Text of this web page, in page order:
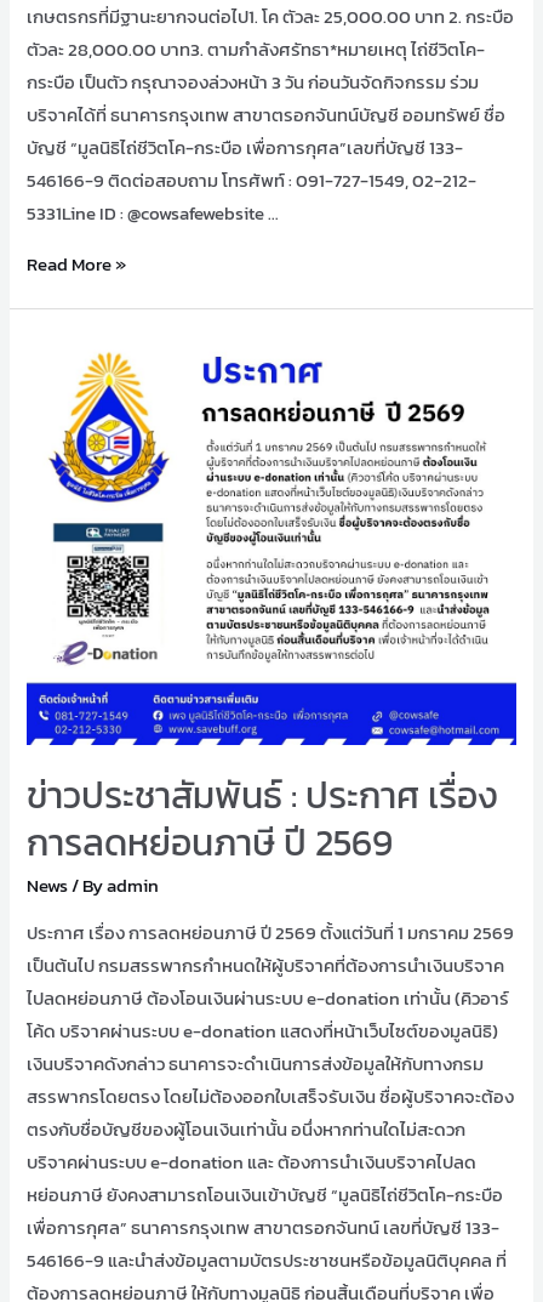
เกษตรกรที่มีฐานะยากจนต่อไป1. โค ตัวละ 25,000.00 บาท 2. กระบือ
ตัวละ 28,000.00 บาท3. ตามกำลังศรัทธา*หมายเหตุ ไถ่ชีวิตโค-
กระบือ เป็นตัว กรุณาจองล่วงหน้า 3 วัน ก่อนวันจัดกิจกรรม ร่วม
บริจาคได้ที่ ธนาคารกรุงเทพ สาขาตรอกจันทน์บัญชี ออมทรัพย์ ชื่อ
บัญชี “มูลนิธิไถ่ชีวิตโค-กระบือ เพื่อการกุศล”เลขที่บัญชี 133-
546166-9 ติดต่อสอบถาม โทรศัพท์ : 091-727-1549, 02-212-
5331Line ID : @cowsafewebsite …
Read More »
ข่าวประชาสัมพันธ์ : ประกาศ เรื่อง
การลดหย่อนภาษี ปี 2569
News/ Byadmin
ประกาศ เรื่อง การลดหย่อนภาษี ปี 2569 ตั้งแต่วันที่ 1 มกราคม 2569
เป็นต้นไป กรมสรรพากรกำหนดให้ผู้บริจาคที่ต้องการนำเงินบริจาค
ไปลดหย่อนภาษี ต้องโอนเงินผ่านระบบ e-donation เท่านั้น (คิวอาร์
โค้ด บริจาคผ่านระบบ e-donation แสดงที่หน้าเว็บไซต์ของมูลนิธิ)
เงินบริจาคดังกล่าว ธนาคารจะดำเนินการส่งข้อมูลให้กับทางกรม
สรรพากรโดยตรง โดยไม่ต้องออกใบเสร็จรับเงิน ชื่อผู้บริจาคจะต้อง
ตรงกับชื่อบัญชีของผู้โอนเงินเท่านั้น อนึ่งหากท่านใดไม่สะดวก
บริจาคผ่านระบบ e-donation และ ต้องการนำเงินบริจาคไปลด
หย่อนภาษี ยังคงสามารถโอนเงินเข้าบัญชี “มูลนิธิไถ่ชีวิตโค-กระบือ
เพื่อการกุศล” ธนาคารกรุงเทพ สาขาตรอกจันทน์ เลขที่บัญชี 133-
546166-9 และนำส่งข้อมูลตามบัตรประชาชนหรือข้อมูลนิติบุคคล ที่
ต้องการลดหย่อนภาษี ให้กับทางมูลนิธิ ก่อนสิ้นเดือนที่บริจาค เพื่อ